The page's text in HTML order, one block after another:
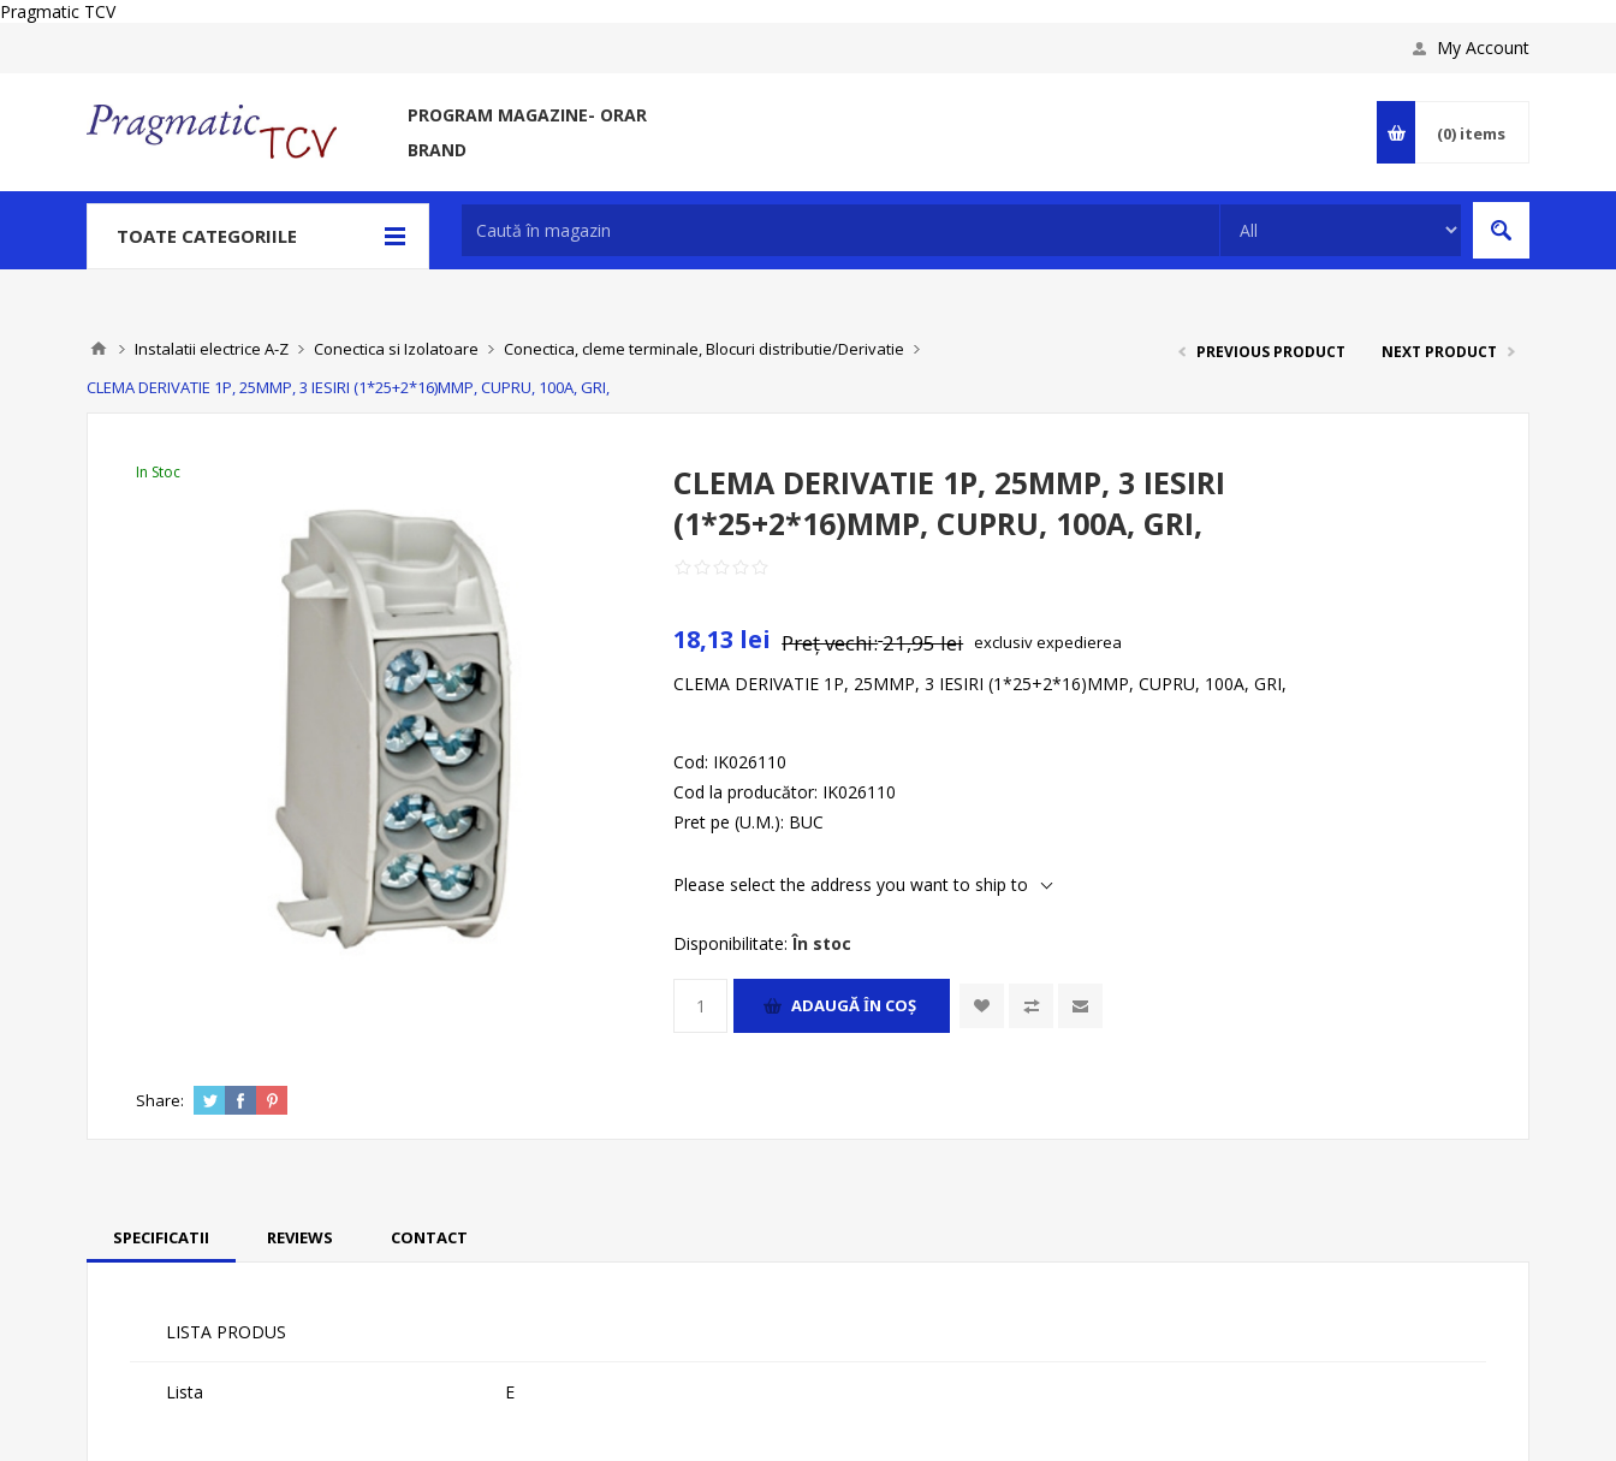
Pragmatic TCV
My Account
PROGRAM MAGAZINE- ORAR
BRAND
(0) items
TOATE CATEGORIILE
Instalatii electrice A-Z Conectica si Izolatoare
Conectica, cleme terminale, Blocuri distributie/Derivatie
CLEMA DERIVATIE 1P, 25MMP, 3 IESIRI (1*25+2*16)MMP, CUPRU, 100A, GRI,
PREVIOUS PRODUCT NEXT PRODUCT
In Stoc
CLEMA DERIVATIE 1P, 25MMP, 3 IESIRI
(1*25+2*16)MMP, CUPRU, 100A, GRI,
18,13 lei Preț vechi:21,95 lei exclusivexpedierea
CLEMA DERIVATIE 1P, 25MMP, 3 IESIRI (1*25+2*16)MMP, CUPRU, 100A, GRI,
Cod: IK026110
Cod la producător: IK026110
Pret pe (U.M.): BUC
Please select the address you want to ship to
Disponibilitate: În stoc
ADAUGĂ ȊN COŞ
Share:
SPECIFICATII REVIEWS CONTACT
LISTA PRODUS
Lista E